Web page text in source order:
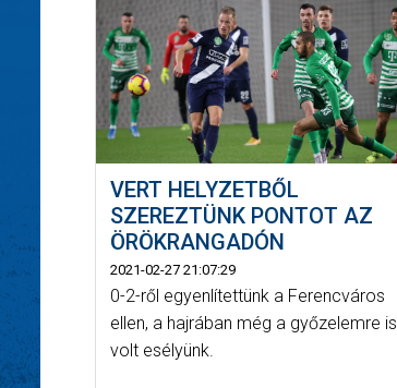
VERT HELYZETBŐL
SZEREZTÜNK PONTOT AZ
ÖRÖKRANGADÓN
2021-02-27 21:07:29
0-2-ről egyenlítettünk a Ferencváros
ellen, a hajrában még a győzelemre is
volt esélyünk.